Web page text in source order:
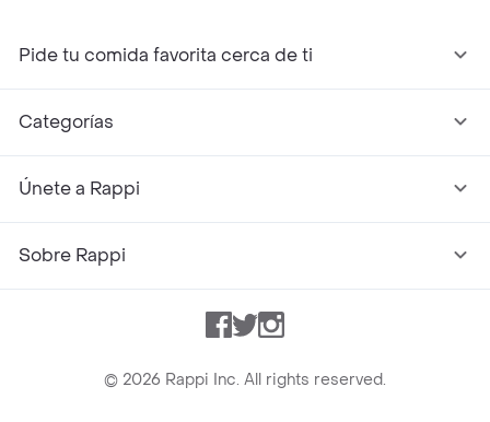
Pide tu comida favorita cerca de ti
Categorías
Únete a Rappi
Sobre Rappi
Facebook
TwitterInstagram
© 2026 Rappi Inc. All rights reserved.